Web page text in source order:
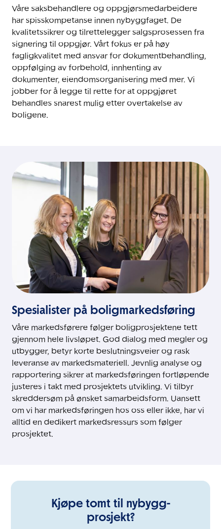
Våre saksbehandlere og oppgjørsmedarbeidere
har spisskompetanse innen nybyggfaget. De
kvalitetssikrer og tilrettelegger salgsprosessen fra
signering til oppgjør. Vårt fokus er på høy
fagligkvalitet med ansvar for dokumentbehandling,
oppfølging av forbehold, innhenting av
dokumenter, eiendomsorganisering med mer. Vi
jobber for å legge til rette for at oppgjøret
behandles snarest mulig etter overtakelse av
boligene.
Spesialister på boligmarkedsføring
Våre markedsførere følger boligprosjektene tett
gjennom hele livsløpet. God dialog med megler og
utbygger, betyr korte beslutningsveier og rask
leveranse av markedsmateriell. Jevnlig analyse og
rapportering sikrer at markedsføringen fortløpende
justeres i takt med prosjektets utvikling. Vi tilbyr
skreddersøm på ønsket samarbeidsform. Uansett
om vi har markedsføringen hos oss eller ikke, har vi
alltid en dedikert markedsressurs som følger
prosjektet.
Kjøpe tomt til nybygg-
prosjekt?